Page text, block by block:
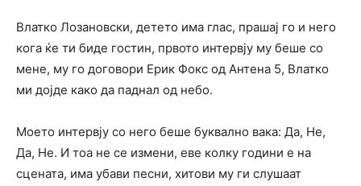
Влатко Лозановски, детето има глас, прашај го и него
кога ќе ти биде гостин, првото интервју му беше со
мене, му го договори Ерик Фокс од Антена 5, Влатко
ми дојде како да паднал од небо.
Моето интервју со него беше буквално вака: Да, Не,
Да, Не. И тоа не се измени, еве колку години е на
сцената, има убави песни, хитови му ги слушаат